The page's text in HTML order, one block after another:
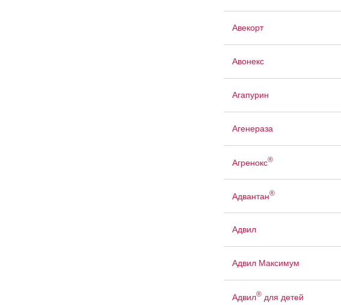
Авекорт
Авонекс
Агапурин
Агенераза
Агренокс®
Адвантан®
Адвил
Адвил Максимум
Адвил®для детей